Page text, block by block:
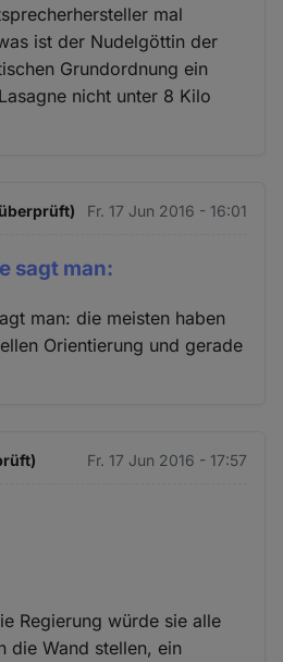
mal
ist der Nudelgöttin der
Grundordnung ein
nicht unter 8 Kilo
Fr. 17 Jun 2016 - 16:01
sagt man:
man: die meisten haben
Orientierung und gerade
Fr. 17 Jun 2016 - 17:57
Regierung würde sie alle
die Wand stellen, ein